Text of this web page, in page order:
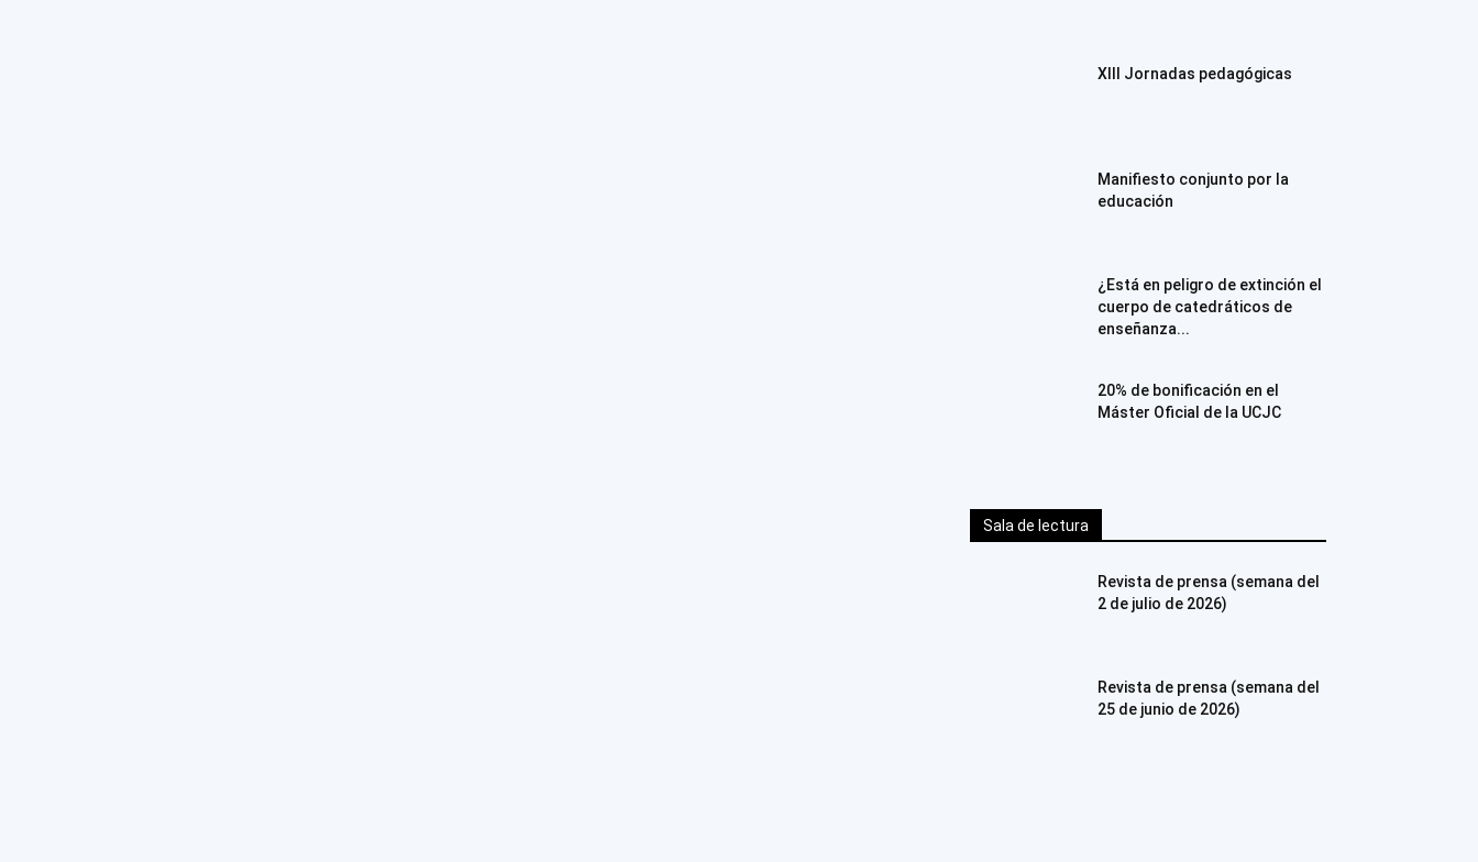
XIII Jornadas pedagógicas
Manifiesto conjunto por la
educación
¿Está en peligro de extinción el
cuerpo de catedráticos de
enseñanza...
20% de bonificación en el
Máster Oficial de la UCJC
Sala de lectura
Revista de prensa (semana del
2 de julio de 2026)
Revista de prensa (semana del
25 de junio de 2026)